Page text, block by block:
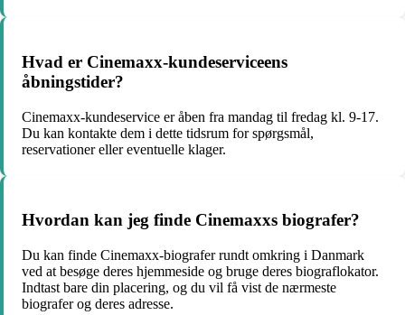
Hvad er Cinemaxx-kundeserviceens
åbningstider?
Cinemaxx-kundeservice er åben fra mandag til fredag ​​kl. 9-17.
Du kan kontakte dem i dette tidsrum for spørgsmål,
reservationer eller eventuelle klager.
Hvordan kan jeg finde Cinemaxxs biografer?
Du kan finde Cinemaxx-biografer rundt omkring i Danmark
ved at besøge deres hjemmeside og bruge deres biograflokator.
Indtast bare din placering, og du vil få vist de nærmeste
biografer og deres adresse.